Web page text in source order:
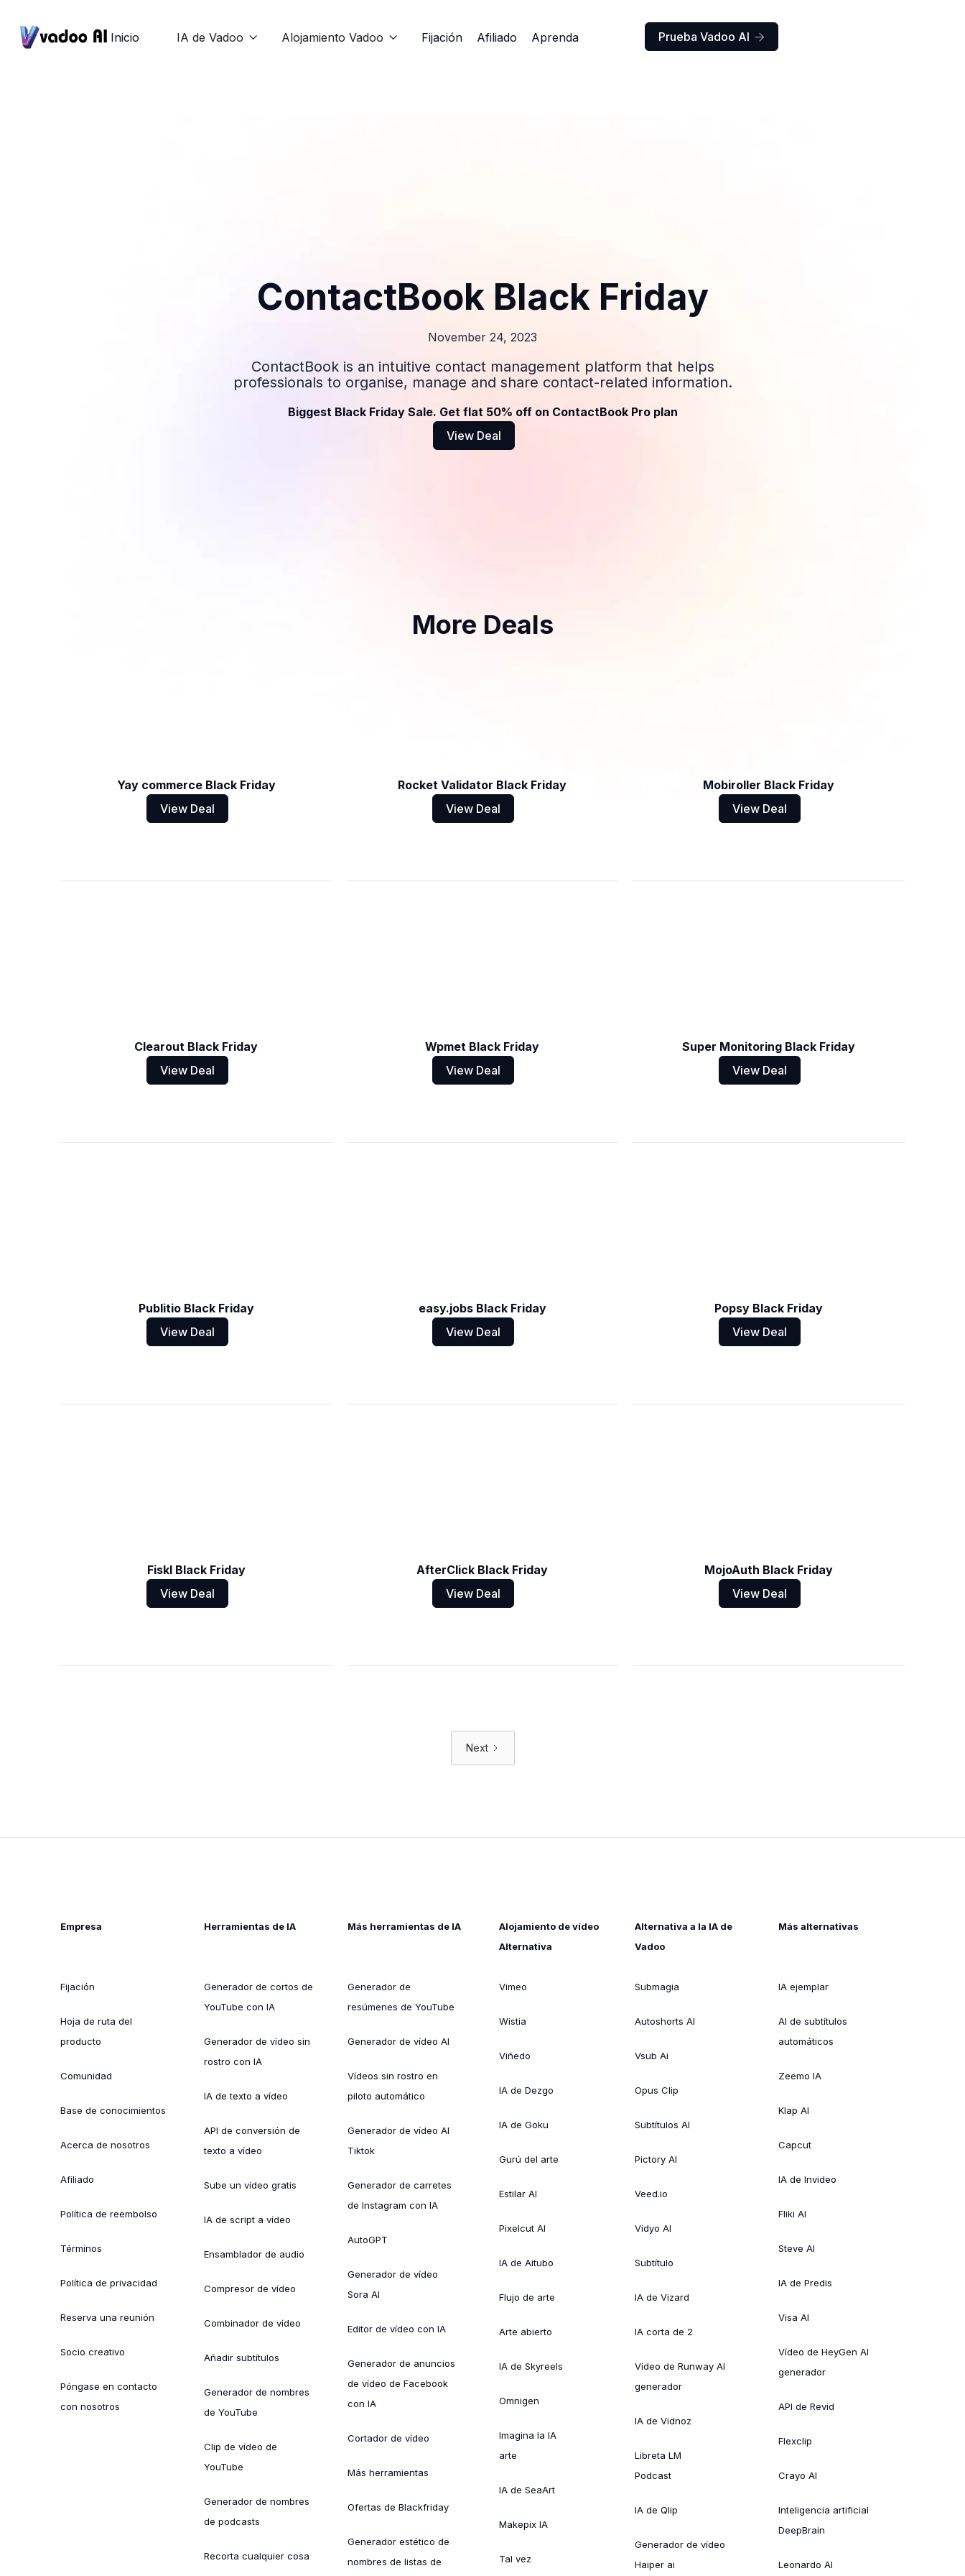
Inicio IA de Vadoo  Alojamiento Vadoo  Fijación Afiliado Aprenda Prueba Vadoo AI 
ContactBook Black Friday
November 24, 2023
ContactBook is an intuitive contact management platform that helps
professionals to organise, manage and share contact-related information.
Biggest Black Friday Sale. Get flat 50% off on ContactBook Pro plan
View Deal
More Deals
Yay commerce Black Friday
View Deal
Rocket Validator Black Friday
View Deal
Mobiroller Black Friday
View Deal
Clearout Black Friday
View Deal
Wpmet Black Friday
View Deal
Super Monitoring Black Friday
View Deal
Publitio Black Friday
View Deal
easy.jobs Black Friday
View Deal
Popsy Black Friday
View Deal
Fiskl Black Friday
View Deal
AfterClick Black Friday
View Deal
MojoAuth Black Friday
View Deal
Next
Empresa
Fijación
Hoja de ruta del
producto
Comunidad
Base de conocimientos
Acerca de nosotros
Afiliado
Política de reembolso
Términos
Política de privacidad
Reserva una reunión
Socio creativo
Póngase en contacto
con nosotros
Herramientas de IA
Generador de cortos de
YouTube con IA
Generador de vídeo sin
rostro con IA
IA de texto a vídeo
API de conversión de
texto a vídeo
Sube un vídeo gratis
IA de script a vídeo
Ensamblador de audio
Compresor de vídeo
Combinador de vídeo
Añadir subtítulos
Generador de nombres
de YouTube
Clip de vídeo de
YouTube
Generador de nombres
de podcasts
Recorta cualquier cosa
Más herramientas de IA
Generador de
resúmenes de YouTube
Generador de vídeo AI
Vídeos sin rostro en
piloto automático
Generador de vídeo AI
Tiktok
Generador de carretes
de Instagram con IA
AutoGPT
Generador de vídeo
Sora AI
Editor de vídeo con IA
Generador de anuncios
de vídeo de Facebook
con IA
Cortador de vídeo
Más herramientas
Ofertas de Blackfriday
Generador estético de
nombres de listas de
Alojamiento de vídeo
Alternativa
Vimeo
Wistia
Viñedo
IA de Dezgo
IA de Goku
Gurú del arte
Estilar AI
Pixelcut AI
IA de Aitubo
Flujo de arte
Arte abierto
IA de Skyreels
Omnigen
Imagina la IA
arte
IA de SeaArt
Makepix IA
Tal vez
Alternativa a la IA de
Vadoo
Submagia
Autoshorts AI
Vsub Ai
Opus Clip
Subtítulos AI
Pictory AI
Veed.io
Vidyo AI
Subtítulo
IA de Vizard
IA corta de 2
Vídeo de Runway AI
generador
IA de Vidnoz
Libreta LM
Podcast
IA de Qlip
Generador de vídeo
Haiper ai
Más alternativas
IA ejemplar
AI de subtítulos
automáticos
Zeemo IA
Klap AI
Capcut
IA de Invideo
Fliki AI
Steve AI
IA de Predis
Visa AI
Vídeo de HeyGen AI
generador
API de Revid
Flexclip
Crayo AI
Inteligencia artificial
DeepBrain
Leonardo AI